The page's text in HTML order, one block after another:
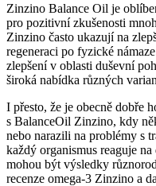
Zinzino Balance Oil je
pro pozitivní zkušenosti
Zinzino často ukazují na
regeneraci po fyzické
zlepšení v oblasti duševní
široká nabídka různých
I přesto, že je obecně dobře
s BalanceOil Zinzino, kdy
nebo narazili na problémy s
každý organismus reaguje
mohou být výsledky
recenze omega-3 Zinzino a